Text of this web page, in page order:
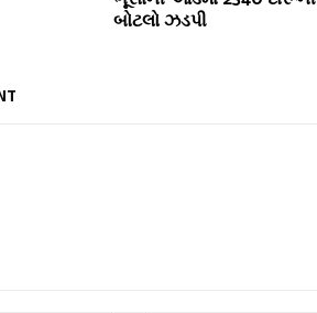
બોટલો ઝડપી